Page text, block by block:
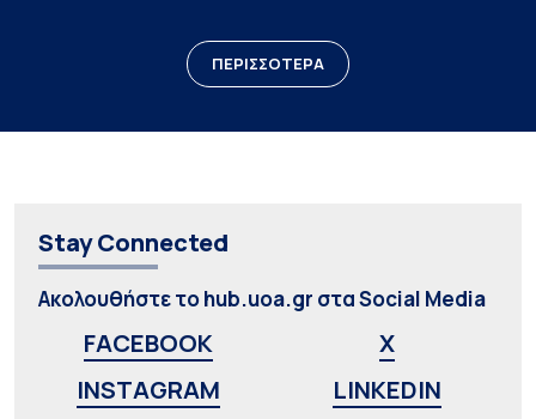
ΠΕΡΙΣΣΟΤΕΡΑ
Stay Connected
Ακολουθήστε το hub.uoa.gr στα Social Media
FACEBOOK
X
INSTAGRAM
LINKEDIN